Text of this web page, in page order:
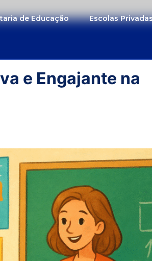
de Educação Escolas
e Engajante na